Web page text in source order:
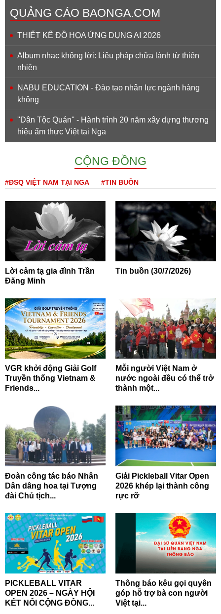
QUẢNG CÁO BAONGA.COM
THIẾT KẾ ĐỒ HỌA ỨNG DỤNG AI 2026
Album nhạc không lời: Liệu pháp chữa lành từ thiên
nhiên
NABU EDUCATION - Đào tạo nhân lực ngành hàng
không
''Dân Tộc Quán'' - Hành trình 20 năm xây dựng thương
hiệu ẩm thực Việt tại Nga
CỘNG ĐỒNG
#ĐSQ VIỆT NAM TẠI NGA #TIN BUỒN
Lời cảm tạ gia đình Trần
Đăng Minh
Tin buồn (30/7/2026)
VGR khởi động Giải Golf
Truyền thống Vietnam &
Friends...
Mỗi người Việt Nam ở
nước ngoài đều có thể trở
thành một...
Đoàn công tác báo Nhân
Dân dâng hoa tại Tượng
đài Chủ tịch...
Giải Pickleball Vitar Open
2026 khép lại thành công
rực rỡ
PICKLEBALL VITAR
OPEN 2026 – NGÀY HỘI
KẾT NỐI CỘNG ĐỒNG...
Thông báo kêu gọi quyên
góp hỗ trợ bà con người
Việt tại...